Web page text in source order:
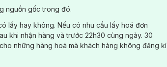
nguồn gốc trong đó.
lấy hay không. Nếu có nhu cầu lấy hoá đơn
khi nhận hàng và trước 22h30 cùng ngày. 30
những hàng hoá mà khách hàng không đăng kí